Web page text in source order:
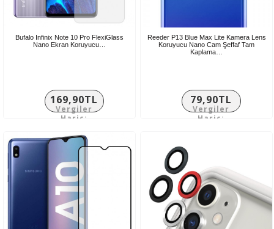
Bufalo Infinix Note 10 Pro FlexiGlass
Nano Ekran Koruyucu…
169,90TL
Vergiler
Hariç:
Reeder P13 Blue Max Lite Kamera Lens
Koruyucu Nano Cam Şeffaf Tam
Kaplama…
79,90TL
Vergiler
Hariç: